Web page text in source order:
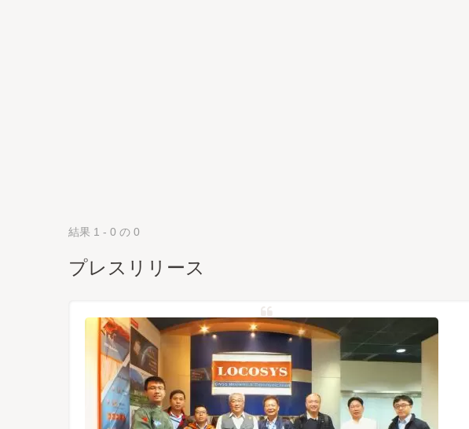
結果 1 - 0 の 0
プレスリリース